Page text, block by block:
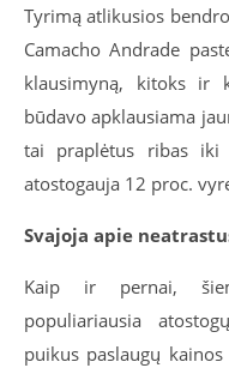
Tyrimą atlikusios
Camacho Andrade
klausimyną, kitoks ir
būdavo apklausiama
tai praplėtus ribas iki
atostogauja 12 proc.
Svajoja apie
Kaip ir pernai,
populiariausia
puikus paslaugų